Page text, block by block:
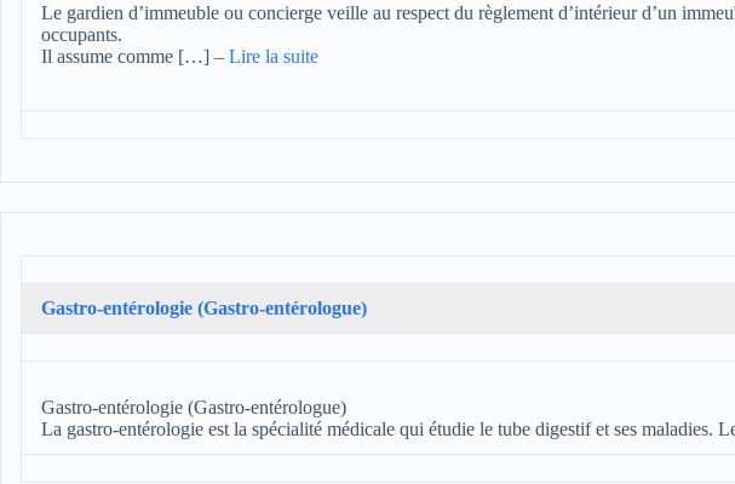
Le gardien d’immeuble ou concierge veille au respect du règlement d’intérieur d’un
occupants.
Il assume comme […] – Lire la suite
Gastro-entérologie (Gastro-entérologue)
Gastro-entérologie (Gastro-entérologue)
La gastro-entérologie est la spécialité médicale qui étudie le tube digestif et ses maladies.